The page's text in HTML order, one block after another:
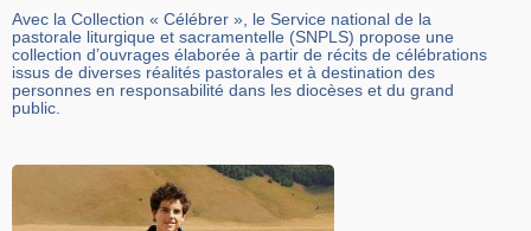
Avec la Collection « Célébrer », le Service national de la
pastorale liturgique et sacramentelle (SNPLS) propose une
collection d’ouvrages élaborée à partir de récits de célébrations
issus de diverses réalités pastorales et à destination des
personnes en responsabilité dans les diocèses et du grand
public.